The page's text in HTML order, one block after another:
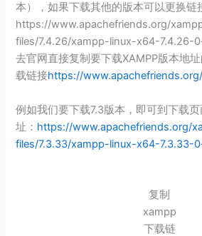
本），如果下载其他的版本可以更换链
https://www.apachefriends.org/
files/7.4.26/xampp-linux-x64-7.4.26-
去官网直接复制要下载XAMPP版本地
载链接https://
例如我们要下载7.3版本，即可到下载
址： https://www.apachefriends.org/
files/7.3.33/xampp-linux-x64-7.3.33-
复制
xampp
下载链